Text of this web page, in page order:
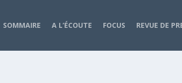
SOMMAIRE A L’ÉCOUTE FOCUS REVUE DE